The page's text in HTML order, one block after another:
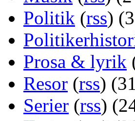
Politik (rss)
Prosa & lyrik
Resor (rss)
Serier (rss)